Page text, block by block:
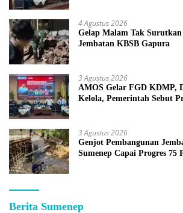
4 Agustus 2026
Gelap Malam Tak Surutkan
Jembatan KBSB Gapura
3 Agustus 2026
AMOS Gelar FGD KDMP,
Kelola, Pemerintah Sebut
3 Agustus 2026
Genjot Pembangunan
Sumenep Capai Progres 75
Berita Sumenep